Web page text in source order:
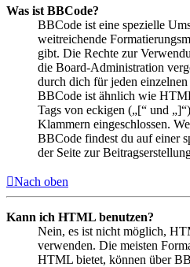
Was ist BBCode?
BBCode ist eine spezielle
weitreichende
gibt. Die Rechte zur
die Board-Administration
durch dich für jeden
BBCode ist ähnlich wie
Tags von eckigen („[“ und
Klammern eingeschlossen.
BBCode findest du auf einer
der Seite zur
Nach oben
Kann ich HTML benutzen?
Nein, es ist nicht möglich,
verwenden. Die meisten
HTML bietet, können über